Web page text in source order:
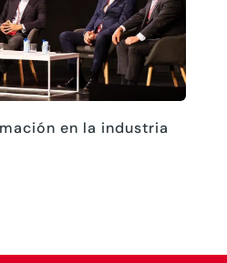
en la industria